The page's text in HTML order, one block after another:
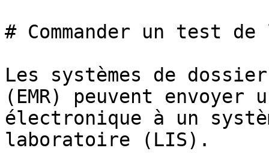
# Commander un test
Les systèmes de
(EMR) peuvent envoyer
électronique à un
laboratoire (LIS).